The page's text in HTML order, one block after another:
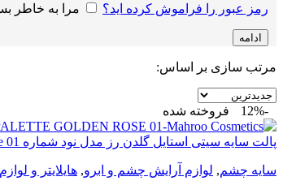
رمز عبور را فراموش کرده اید؟ مرا به خاطر
ادامه
مرتب سازی بر اساس:
-12% فروخته شده
پالت سایه سیتی استایل گلدن رز مدل نود شماره 01 warm nude
سایه چشم, لوازم آرایش چشم و ابرو, هایلایتر و